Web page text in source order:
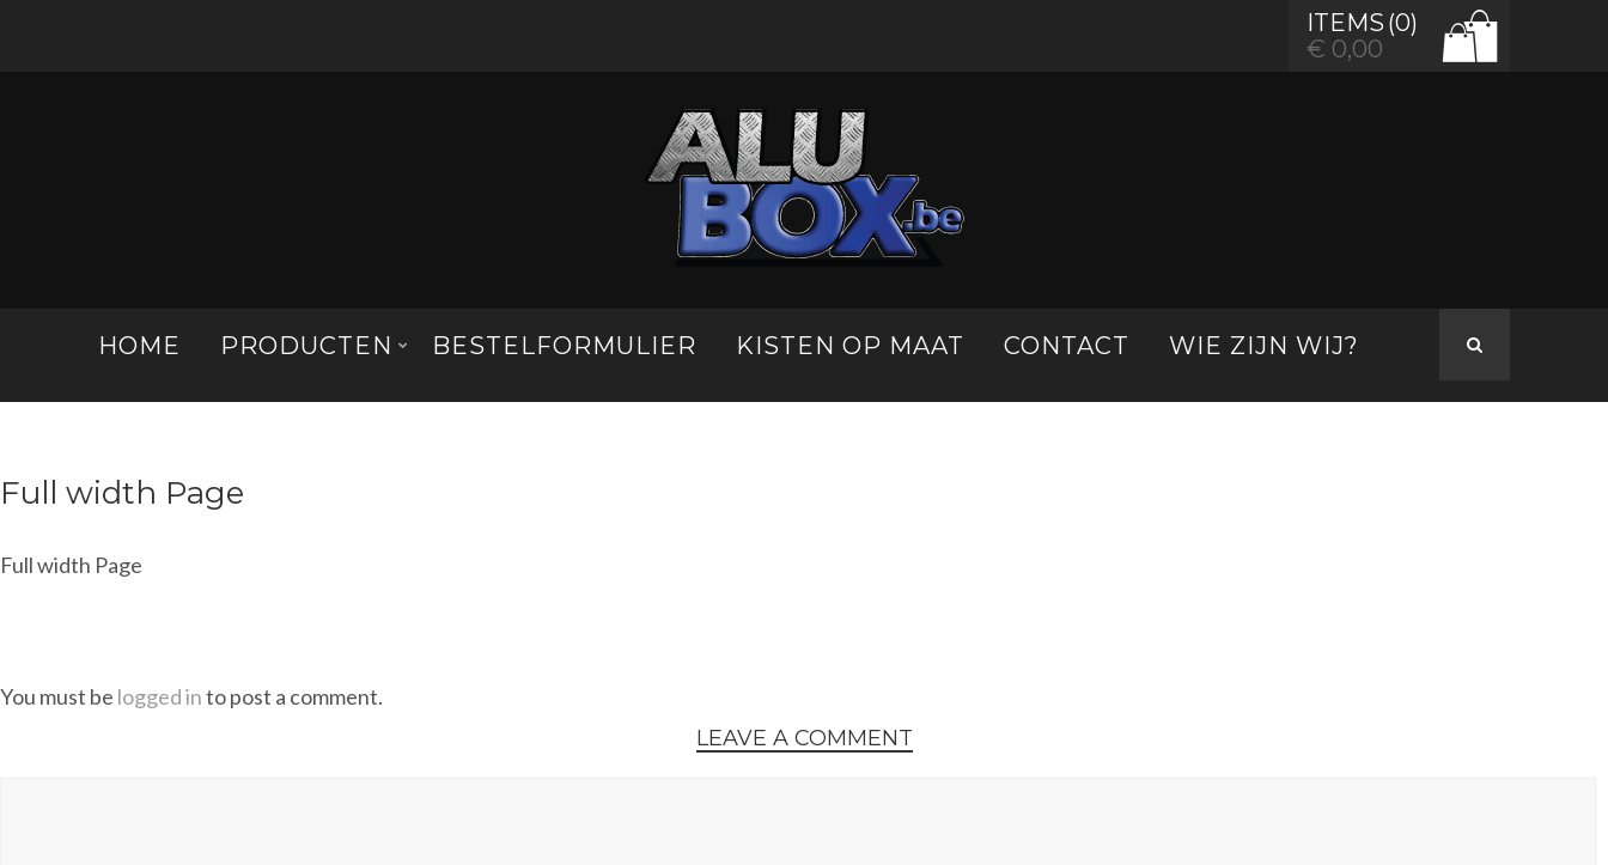
ITEMS (0)
€ 0,00
HOME PRODUCTEN BESTELFORMULIER KISTEN OP MAAT CONTACT WIE ZIJN WIJ?
Full width Page
Full width Page
You must be logged into post a comment.
LEAVE A COMMENT